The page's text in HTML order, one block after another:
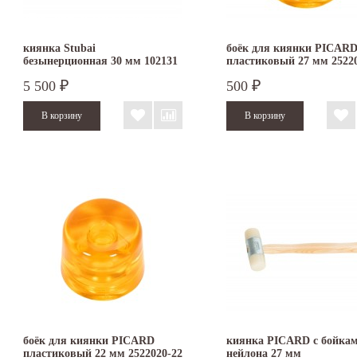
киянка Stubai
безынерционная 30 мм 102131
5 500 ₽
боёк для киянки PICARD
пластиковый 27 мм
500 ₽
боёк для киянки PICARD
пластиковый 22 мм 2522020-22
киянка PICARD с
нейлона 27 мм